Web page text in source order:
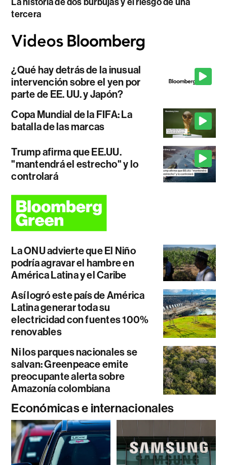
tercera
¿Qué hay detrás de la inusual
intervención sobre el yen por
parte de EE. UU. y Japón?
Copa Mundial de la FIFA: La
batalla de las marcas
Trump afirma que EE.UU.
"mantendrá el estrecho" y lo
controlará
La ONU advierte que El Niño
podría agravar el hambre en
América Latina y el Caribe
Así logró este país de América
Latina generar toda su
electricidad con fuentes 100%
renovables
Ni los parques nacionales se
salvan: Greenpeace emite
preocupante alerta sobre
Amazonía colombiana
Económicas e internacionales